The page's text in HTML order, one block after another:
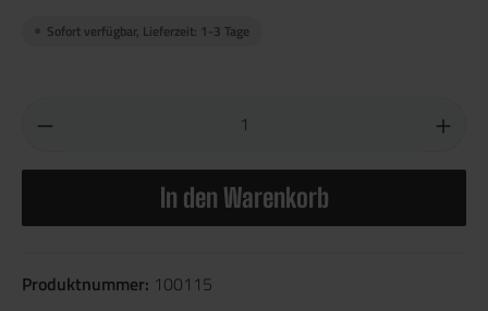
Sofort verfügbar, Lieferzeit: 1-3 Tage
In den Warenkorb
Produktnummer: 100115